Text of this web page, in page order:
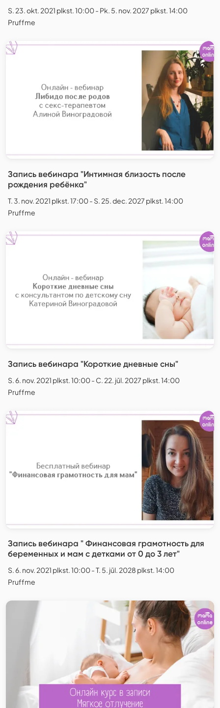
S. 23. okt. 2021 plkst. 10:00 - Pk. 5. nov. 2027 plkst. 14:00
Pruffme
Запись вебинара "Интимная близость после
рождения ребёнка"
T. 3. nov. 2021 plkst. 17:00 - S. 25. dec. 2027 plkst. 14:00
Pruffme
Запись вебинара "Короткие дневные сны"
S. 6. nov. 2021 plkst. 10:00 - C. 22. jūl. 2027 plkst. 14:00
Pruffme
Запись вебинара " Финансовая грамотность для
беременных и мам с детками от 0 до 3 лет"
S. 6. nov. 2021 plkst. 10:00 - T. 5. jūl. 2028 plkst. 14:00
Pruffme